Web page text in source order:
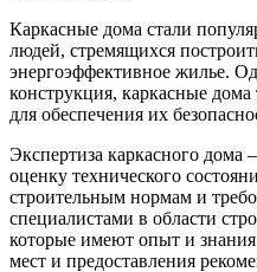
Каркасные дома стали
людей, стремящихся
энергоэффективное жилье.
конструкция, каркасные
для обеспечения их
Экспертиза каркасного
оценку технического
строительным нормам и
специалистами в области
которые имеют опыт и
мест и предоставления